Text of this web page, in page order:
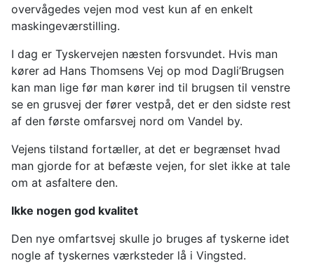
overvågedes vejen mod vest kun af en enkelt
maskingeværstilling.
I dag er Tyskervejen næsten forsvundet. Hvis man
kører ad Hans Thomsens Vej op mod Dagli’Brugsen
kan man lige før man kører ind til brugsen til venstre
se en grusvej der fører vestpå, det er den sidste rest
af den første omfarsvej nord om Vandel by.
Vejens tilstand fortæller, at det er begrænset hvad
man gjorde for at befæste vejen, for slet ikke at tale
om at asfaltere den.
Ikke nogen god kvalitet
Den nye omfartsvej skulle jo bruges af tyskerne idet
nogle af tyskernes værksteder lå i Vingsted.